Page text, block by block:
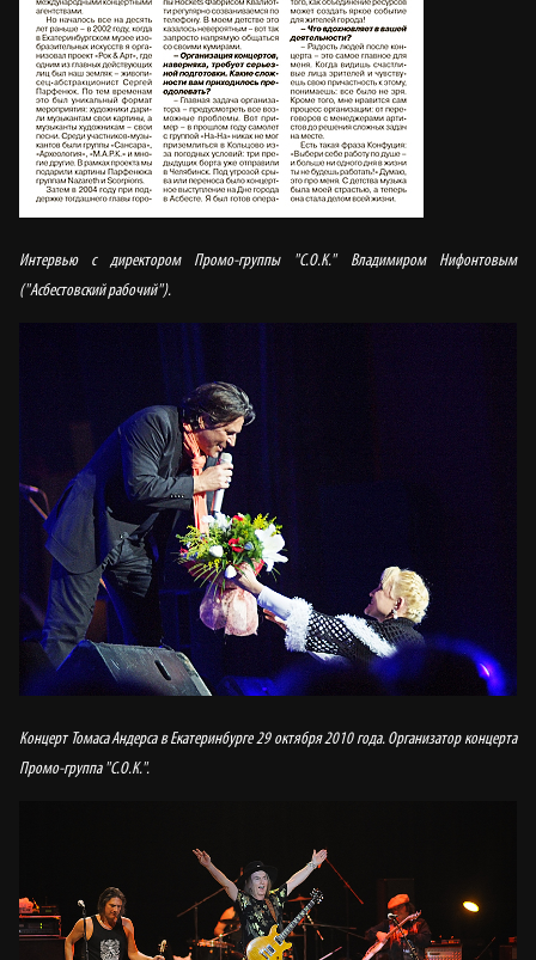
Интервью с директором Промо-группы "С.О.К." Владимиром Нифонтовым
("Асбестовский рабочий").
Концерт Томаса Андерса в Екатеринбурге 29 октября 2010 года. Организатор концерта
Промо-группа "С.О.К.".